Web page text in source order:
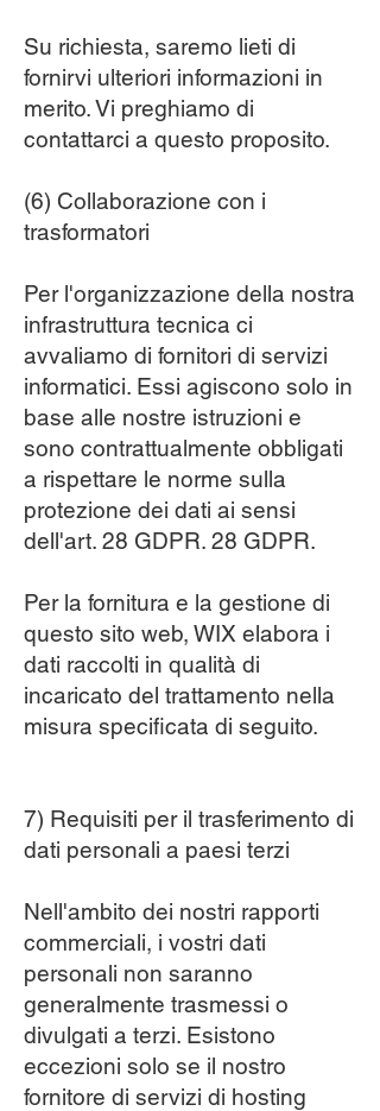
Su richiesta, saremo lieti di
fornirvi ulteriori informazioni in
merito. Vi preghiamo di
contattarci a questo proposito.
(6) Collaborazione con i
trasformatori
Per l'organizzazione della nostra
infrastruttura tecnica ci
avvaliamo di fornitori di servizi
informatici. Essi agiscono solo in
base alle nostre istruzioni e
sono contrattualmente obbligati
a rispettare le norme sulla
protezione dei dati ai sensi
dell'art. 28 GDPR. 28 GDPR.
Per la fornitura e la gestione di
questo sito web, WIX elabora i
dati raccolti in qualità di
incaricato del trattamento nella
misura specificata di seguito.
7) Requisiti per il trasferimento di
dati personali a paesi terzi
Nell'ambito dei nostri rapporti
commerciali, i vostri dati
personali non saranno
generalmente trasmessi o
divulgati a terzi. Esistono
eccezioni solo se il nostro
fornitore di servizi di hosting